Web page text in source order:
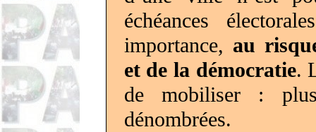
échéances
importance, au
et de la démocratie.
de mobiliser :
dénombrées.